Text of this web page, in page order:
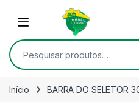
Skip to navigation
Open
Pesquisar por:
Início BARRA DO SELETOR